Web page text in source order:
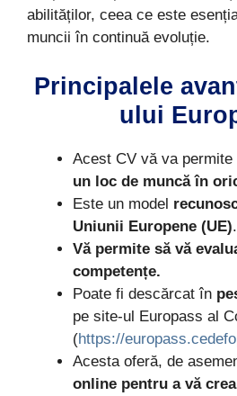
abilităților, ceea ce este
muncii în continuă evoluție.
Principalele
ului
Acest CV vă va permite
un loc de muncă în
Este un model
Uniunii Europene (UE).
Vă permite să vă
competențe.
Poate fi descărcat în
pe site-ul Europass al
(https://
Acesta oferă, de
online pentru a vă